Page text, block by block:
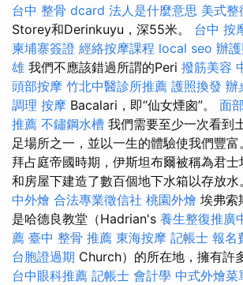
台中 整骨 dcard 法人是什麼意思 美式整
Storey和Derinkuyu，深55米。 台中 按
柬埔寨簽證 經絡按摩課程 local seo 辦
雄 我們不應該錯過所謂的Peri 撥筋美容
頭部按摩 竹北中醫診所推薦 護照換發 辦
調理 按摩 Bacalari，即“仙女煙囪”。 面
推薦 不鏽鋼水槽 我們需要至少一次看到
足場所之一，並以一生的體驗使我們豐
拜占庭帝國時期，伊斯坦布爾被稱為君
和房屋下建造了數百個地下水箱以存放水
中外燴 合法專業徵信社 桃園外燴 埃弗索
是哈德良教堂（Hadrian's 養生整復推廣
薦 臺中 整骨 推薦 東海按摩 記帳士 報名
台胞證過期 Church）的所在地，擁有許
台中眼科推薦 記帳士 會計學 中式外燴菜